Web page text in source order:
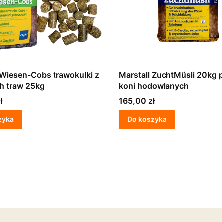
Cobs trawokulki z
traw 25kg
Marstall ZuchtMüsli 20kg pasza dla
koni hodowlanych
Cena
165,00 zł
Do koszyka